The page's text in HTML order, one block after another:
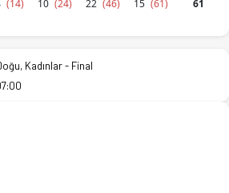
Kadınlar - Final - Manly
(14) 10 (24) 22 (46) 15 (61) 61
Kadınlar - Final